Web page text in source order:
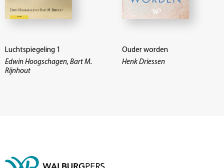
Luchtspiegeling 1
Edwin Hoogschagen, Bart M.
Rijnhout
Ouder worden
Henk Driessen